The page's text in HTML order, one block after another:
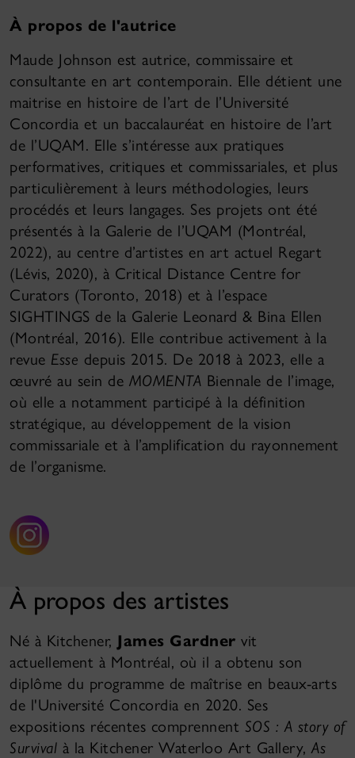
À propos de l'autrice
Maude Johnson est autrice, commissaire et
consultante en art contemporain. Elle détient une
maitrise en histoire de l’art de l’Université
Concordia et un baccalauréat en histoire de l’art
de l’UQAM. Elle s’intéresse aux pratiques
performatives, critiques et commissariales, et plus
particulièrement à leurs méthodologies, leurs
procédés et leurs langages. Ses projets ont été
présentés à la Galerie de l’UQAM (Montréal,
2022), au centre d’artistes en art actuel Regart
(Lévis, 2020), à Critical Distance Centre for
Curators (Toronto, 2018) et à l’espace
SIGHTINGS de la Galerie Leonard & Bina Ellen
(Montréal, 2016). Elle contribue activement à la
revue Esse depuis 2015. De 2018 à 2023, elle a
œuvré au sein de MOMENTA Biennale de l’image,
où elle a notamment participé à la définition
stratégique, au développement de la vision
commissariale et à l’amplification du rayonnement
de l’organisme.
À propos des artistes
Né à Kitchener, James Gardner vit
actuellement à Montréal, où il a obtenu son
diplôme du programme de maîtrise en beaux-arts
de l'Université Concordia en 2020. Ses
expositions récentes comprennent SOS : A story of
Survival à la Kitchener Waterloo Art Gallery,As